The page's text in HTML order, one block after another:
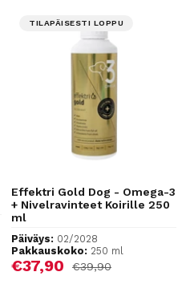
TILAPÄISESTI LOPPU
Effektri Gold Dog - Omega-3
+ Nivelravinteet Koirille 250
ml
Päiväys: 02/2028
Pakkauskoko: 250 ml
Alennushinta
€37,90 Normaalihinta
€39,90